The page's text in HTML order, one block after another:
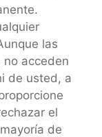
las
no acceden
de usted, a
el
de